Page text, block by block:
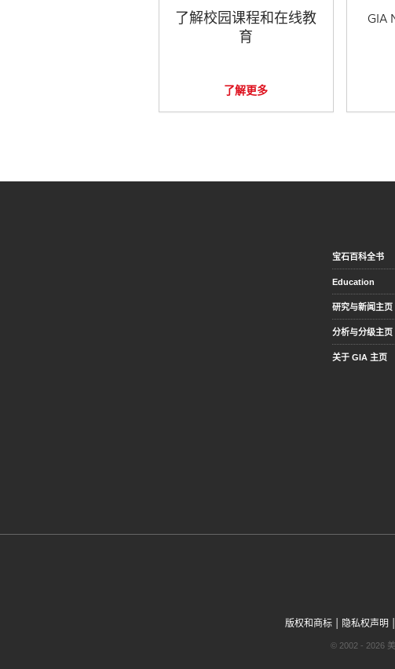
了解校园课程和在线教
育
了解更多
GIA
宝石百科全书
Education
研究与新闻主页
分析与分级主页
关于 GIA 主页
版权和商标 | 隐私权声明 |
© 2002 - 2026